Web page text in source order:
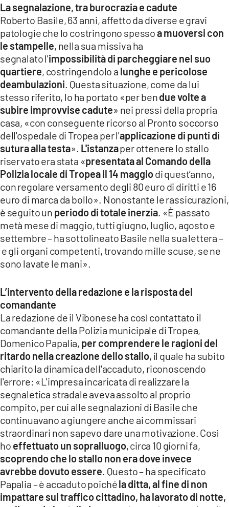
APPLE
La segnalazione, tra burocrazia e cadute
Roberto Basile, 63 anni, affetto da diverse e gravi
patologie che lo costringono spessoa muoversi con
le stampelle, nella sua missiva ha
segnalato l'impossibilità di parcheggiare nel suo
quartiere, costringendolo a lunghe e pericolose
deambulazioni . Questa situazione, come da lui
stesso riferito, lo ha portato «per bendue volte a
subire improvvise cadute» nei pressi della propria
casa, «con conseguente ricorso al Pronto soccorso
dell'ospedale di Tropea per l'applicazione di punti di
sutura alla testa». L'istanzaper ottenere lo stallo
riservato era stata «presentata al Comando della
Polizia locale di Tropea il 14 maggiodi quest’anno,
con regolare versamento degli 80 euro di diritti e 16
euro di marca da bollo». Nonostante le rassicurazioni,
è seguito un periodo di totale inerzia. «È passato
metà mese di maggio, tutti giugno, luglio, agosto e
settembre – ha sottolineato Basile nella sua lettera –
e gli organi competenti, trovando mille scuse, se ne
sono lavate le mani».
L’intervento della redazione e la risposta del
comandante
La redazione de il Vibonese ha così contattato il
comandante della Polizia municipale di Tropea,
Domenico Papalia, per comprendere le ragioni del
ritardo nella creazione dello stallo, il quale ha subito
chiarito la dinamica dell'accaduto, riconoscendo
l'errore: «L'impresa incaricata di realizzare la
segnaletica stradale aveva assolto al proprio
compito, per cui alle segnalazioni di Basile che
continuavano a giungere anche ai commissari
straordinari non sapevo dare una motivazione. Così
ho effettuato un sopralluogo, circa 10 giorni fa,
scoprendo che lo stallo non era dove invece
avrebbe dovuto essere . Questo – ha specificato
Papalia – è accaduto poichéla ditta, al fine di non
impattare sul traffico cittadino, ha lavorato di notte,